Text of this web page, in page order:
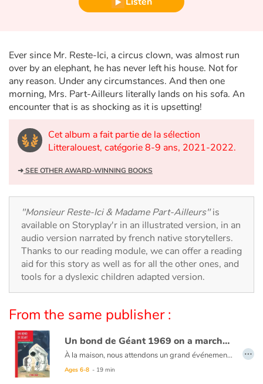
Around the world
Learning
Documentaries
Daily life and hobbies
At school
Festivals and events
Love and friendship
Emotions and feelings
Ever since Mr. Reste-Ici, a circus clown, was almost run
over by an elephant, he has never left his house. Not for
any reason. Under any circumstances. And then one
morning, Mrs. Part-Ailleurs literally lands on his sofa. An
encounter that is as shocking as it is upsetting!
Cet album a fait partie de la sélection
Litteralouest, catégorie 8-9 ans, 2021-2022.
➜SEE OTHER AWARD-WINNING BOOKS
"Monsieur Reste-Ici & Madame Part-Ailleurs"is
available on Storyplay'r in an illustrated version, in an
audio version narrated by french native storytellers.
Thanks to our reading module, we can offer a reading
aid for this story as well as for all the other ones, and
tools for a dyslexic children adapted version.
From the same publisher :
Un bond de Géant 1969 on a marché sur la lune
À la maison, nous attendons un grand événement. Le plus grand de ma vie. Alors, impatiente, j’attends. À l’hôpital, dans la rue, tout le monde attend aussi un grand événement, le visage collé à un écran de télévision. Un homme va marcher sur la Lune. Mais à cette même petite seconde-là, toi aussi tu es arrivé. Là, à travers le hublot de ta chambre, enfin je te vois.
Ages 6-8 - 19 min
…